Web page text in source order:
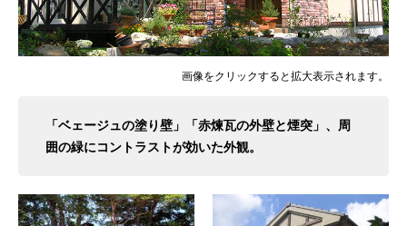
画像をクリックすると拡大表示されます。
「ベェージュの塗り壁」「赤煉瓦の外壁と煙突」、周
囲の緑にコントラストが効いた外観。